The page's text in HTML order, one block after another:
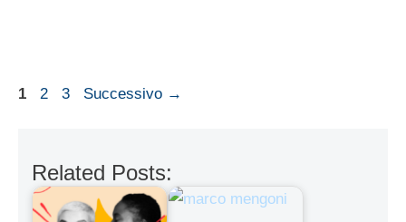
Pagina
1 Pagina
2 Pagina
3 Successivo →
Related Posts: